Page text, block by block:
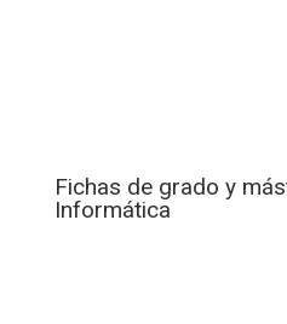
Fichas de grado y
Informática